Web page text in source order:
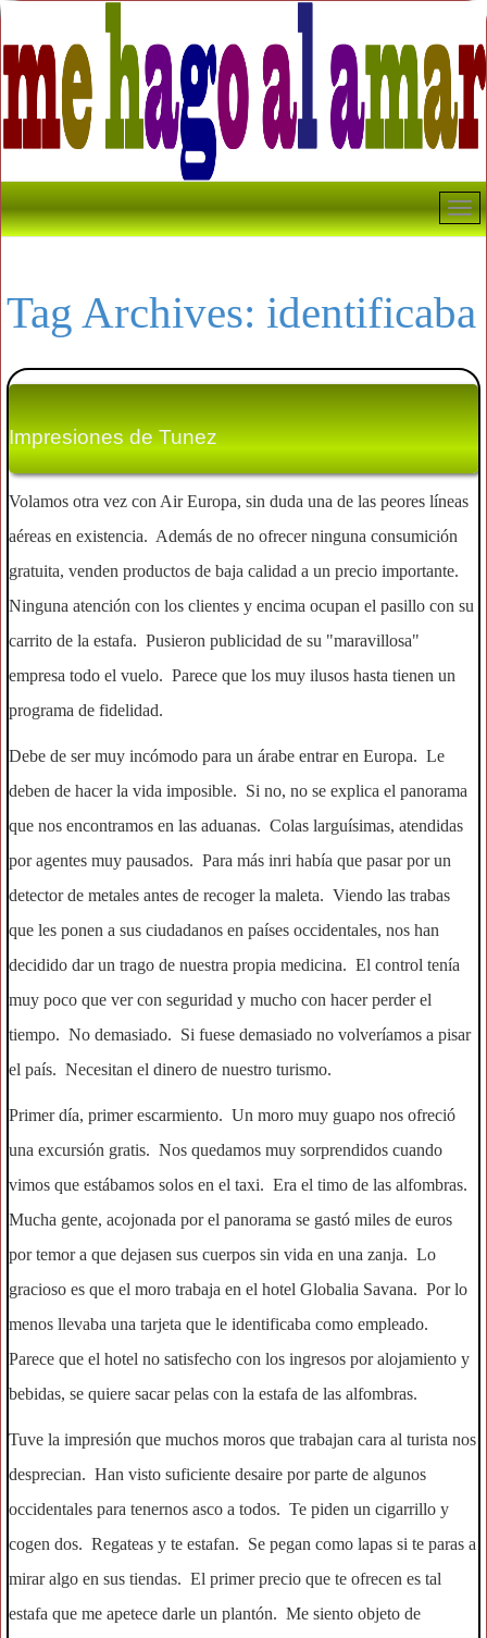
Tag Archives: identificaba
Impresiones de Tunez
Volamos otra vez con Air Europa, sin duda una de las peores líneas
aéreas en existencia. Además de no ofrecer ninguna consumición
gratuita, venden productos de baja calidad a un precio importante.
Ninguna atención con los clientes y encima ocupan el pasillo con su
carrito de la estafa. Pusieron publicidad de su "maravillosa"
empresa todo el vuelo. Parece que los muy ilusos hasta tienen un
programa de fidelidad.
Debe de ser muy incómodo para un árabe entrar en Europa. Le
deben de hacer la vida imposible. Si no, no se explica el panorama
que nos encontramos en las aduanas. Colas larguísimas, atendidas
por agentes muy pausados. Para más inri había que pasar por un
detector de metales antes de recoger la maleta. Viendo las trabas
que les ponen a sus ciudadanos en países occidentales, nos han
decidido dar un trago de nuestra propia medicina. El control tenía
muy poco que ver con seguridad y mucho con hacer perder el
tiempo. No demasiado. Si fuese demasiado no volveríamos a pisar
el país. Necesitan el dinero de nuestro turismo.
Primer día, primer escarmiento. Un moro muy guapo nos ofreció
una excursión gratis. Nos quedamos muy sorprendidos cuando
vimos que estábamos solos en el taxi. Era el timo de las alfombras.
Mucha gente, acojonada por el panorama se gastó miles de euros
por temor a que dejasen sus cuerpos sin vida en una zanja. Lo
gracioso es que el moro trabaja en el hotel Globalia Savana. Por lo
menos llevaba una tarjeta que le identificaba como empleado.
Parece que el hotel no satisfecho con los ingresos por alojamiento y
bebidas, se quiere sacar pelas con la estafa de las alfombras.
Tuve la impresión que muchos moros que trabajan cara al turista nos
desprecian. Han visto suficiente desaire por parte de algunos
occidentales para tenernos asco a todos. Te piden un cigarrillo y
cogen dos. Regateas y te estafan. Se pegan como lapas si te paras a
mirar algo en sus tiendas. El primer precio que te ofrecen es tal
estafa que me apetece darle un plantón. Me siento objeto de